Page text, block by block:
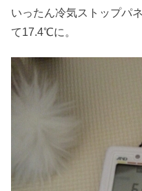
いったん冷気ストップパ
て17.4℃に。